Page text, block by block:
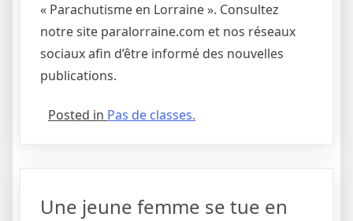
« Parachutisme en Lorraine ». Consultez
notre site paralorraine.com et nos réseaux
sociaux afin d’être informé des nouvelles
publications.
Posted in Pas de classes.
Une jeune femme se tue en